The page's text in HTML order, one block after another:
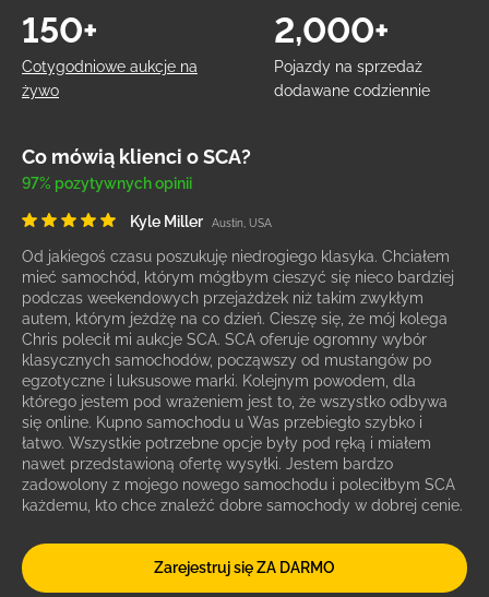
Cotygodniowe aukcje na
żywo
150+
Pojazdy na sprzedaż
dodawane codziennie
2,000+
Co mówią klienci o SCA?
97% pozytywnych opinii
Kyle Miller Austin, USA
Od jakiegoś czasu poszukuję niedrogiego klasyka. Chciałem
mieć samochód, którym mógłbym cieszyć się nieco bardziej
podczas weekendowych przejażdżek niż takim zwykłym
autem, którym jeżdżę na co dzień. Cieszę się, że mój kolega
Chris polecił mi aukcje SCA. SCA oferuje ogromny wybór
klasycznych samochodów, począwszy od mustangów po
egzotyczne i luksusowe marki. Kolejnym powodem, dla
którego jestem pod wrażeniem jest to, że wszystko odbywa
się online. Kupno samochodu u Was przebiegło szybko i
łatwo. Wszystkie potrzebne opcje były pod ręką i miałem
nawet przedstawioną ofertę wysyłki. Jestem bardzo
zadowolony z mojego nowego samochodu i poleciłbym SCA
każdemu, kto chce znaleźć dobre samochody w dobrej cenie.
Zarejestruj się ZA DARMO